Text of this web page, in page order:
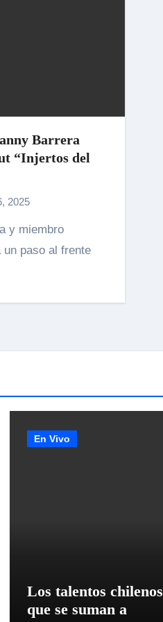
Barrera
“Injertos del
2025
un paso al frente
En Vivo
Los talentos chilenos
que se suman a